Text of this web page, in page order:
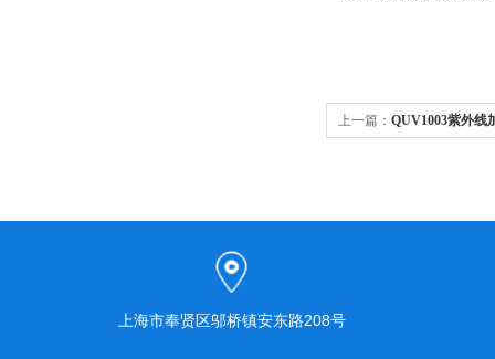
上一篇： QUV1003紫外线
上海市奉贤区邬桥镇安东路208号